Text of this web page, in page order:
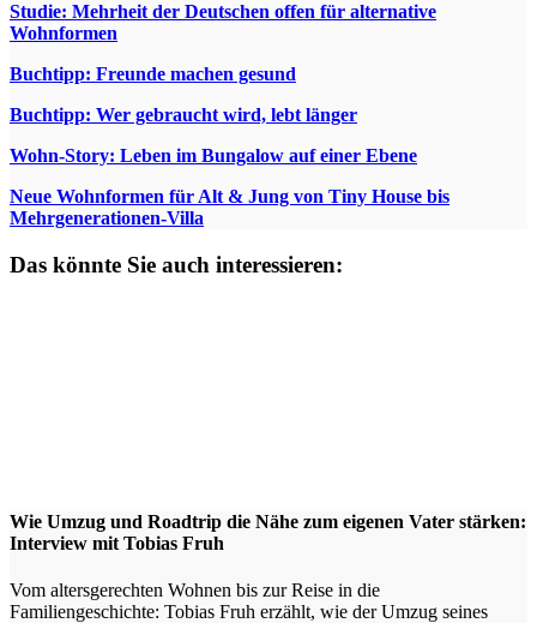
Studie: Mehrheit der Deutschen offen für alternative
Wohnformen
Buchtipp: Freunde machen gesund
Buchtipp: Wer gebraucht wird, lebt länger
Wohn-Story: Leben im Bungalow auf einer Ebene
Neue Wohnformen für Alt & Jung von Tiny House bis
Mehrgenerationen-Villa
Das könnte Sie auch interessieren:
Wie Umzug und Roadtrip die Nähe zum eigenen Vater stärken:
Interview mit Tobias Fruh
Vom altersgerechten Wohnen bis zur Reise in die
Familiengeschichte: Tobias Fruh erzählt, wie der Umzug seines